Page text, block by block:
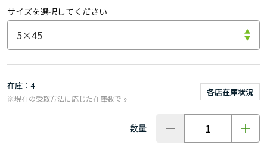
サイズを選択してください
在庫 4
各店在庫状況
※現在の受取方法に応じた在庫数です
数量